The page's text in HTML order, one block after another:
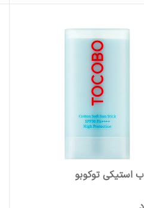
استیکی توکوبو